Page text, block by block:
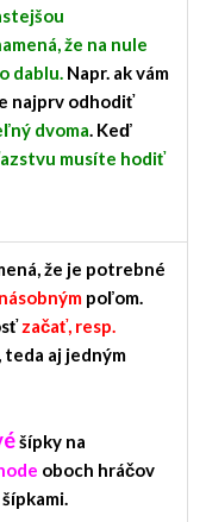
že na nule
dablu. Napr. ak vám
najprv odhodiť
dvoma. Keď
musíte hodiť
že je potrebné
poľom.
začať, resp.
teda aj jedným
šípky na
oboch hráčov
šípkami.